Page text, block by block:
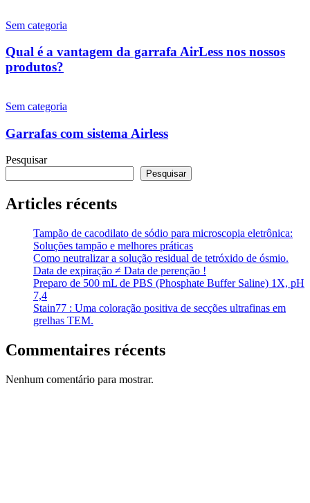
de
é
vantagem
da
garrafa
nossos
Sem categoria
Qual é a vantagem da garrafa AirLess nos nossos
produtos?
com
Airless
Sem categoria
Garrafas com sistema Airless
Pesquisar
Pesquisar
Articles récents
Tampão de cacodilato de sódio para microscopia eletrônica:
Soluções tampão e melhores práticas
Como neutralizar a solução residual de tetróxido de ósmio.
Data de expiração ≠ Data de perenção !
Preparo de 500 mL de PBS (Phosphate Buffer Saline) 1X, pH
7,4
Stain77 : Uma coloração positiva de secções ultrafinas em
grelhas TEM.
Commentaires récents
Nenhum comentário para mostrar.